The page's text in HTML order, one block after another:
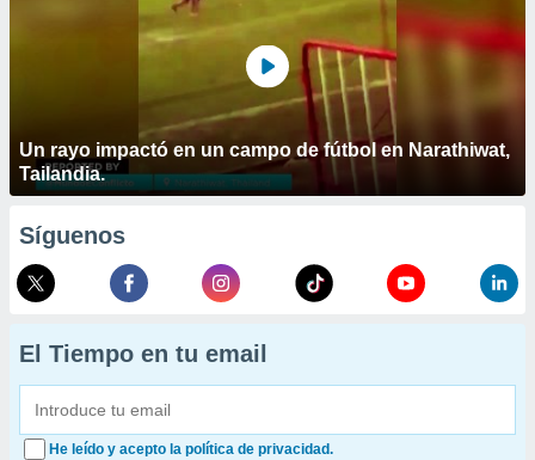
Un rayo impactó en un campo de fútbol en Narathiwat,
Tailandia.
Síguenos
El Tiempo en tu email
He leído y acepto la política de privacidad.